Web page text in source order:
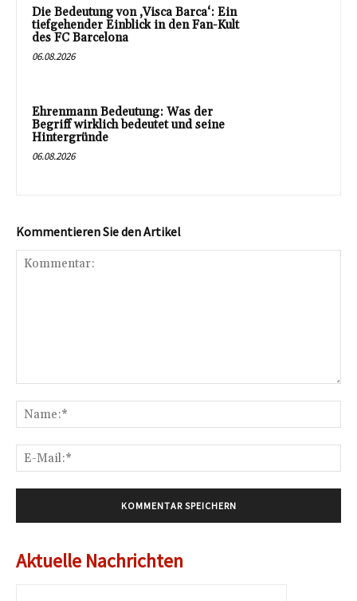
Die Bedeutung von ‚Visca Barca‘: Ein
tiefgehender Einblick in den Fan-Kult
des FC Barcelona
06.08.2026
Ehrenmann Bedeutung: Was der
Begriff wirklich bedeutet und seine
Hintergründe
06.08.2026
Kommentieren Sie den Artikel
Aktuelle Nachrichten